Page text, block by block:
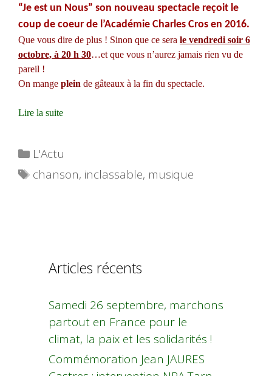
“Je est un Nous” son nouveau spectacle reçoit le
coup de coeur de l’Académie Charles Cros en 2016.
Que vous dire de plus ! Sinon que ce sera le vendredi soir 6
octobre, à 20 h 30…et que vous n’aurez jamais rien vu de
pareil !
On mange plein de gâteaux à la fin du spectacle.
Lire la suite
Catégories
L'Actu
Étiquettes
chanson, inclassable, musique
Articles récents
Samedi 26 septembre, marchons
partout en France pour le
climat, la paix et les solidarités !
Commémoration Jean JAURES